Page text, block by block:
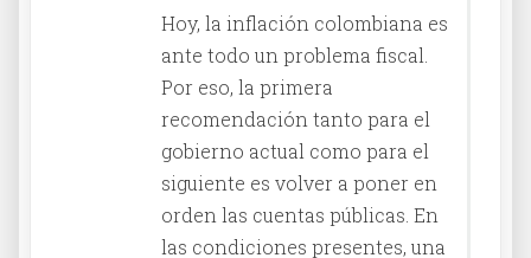
Hoy, la inflación colombiana es
ante todo un problema fiscal.
Por eso, la primera
recomendación tanto para el
gobierno actual como para el
siguiente es volver a poner en
orden las cuentas públicas. En
las condiciones presentes, una